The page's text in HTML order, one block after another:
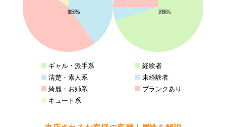
5%
35%
45%
15%
ギャル・派手系
清楚・素人系
綺麗・お姉系
キュート系
70%
5%
25%
経験者
未経験者
ブランクあり